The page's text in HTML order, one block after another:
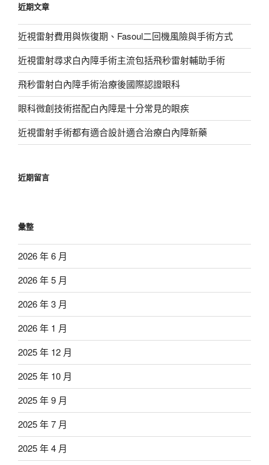
字:
近期文章
近視雷射費用與恢復期、Fasoul二回機風險與手術方式
近視雷射尋求白內障手術主流包括飛秒雷射輔助手術
飛秒雷射白內障手術治療後國際認證眼科
眼科微創技術搭配白內障是十分常見的眼疾
近視雷射手術都有適合設計適合治療白內障新藥
近期留言
彙整
2026 年 6 月
2026 年 5 月
2026 年 3 月
2026 年 1 月
2025 年 12 月
2025 年 10 月
2025 年 9 月
2025 年 7 月
2025 年 4 月